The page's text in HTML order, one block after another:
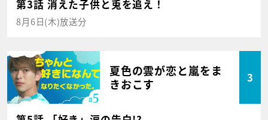
第3話 消えた子供と兎を追え！
8月6日(木)放送分
夏色の雲が恋と嵐をま
きおこす
3